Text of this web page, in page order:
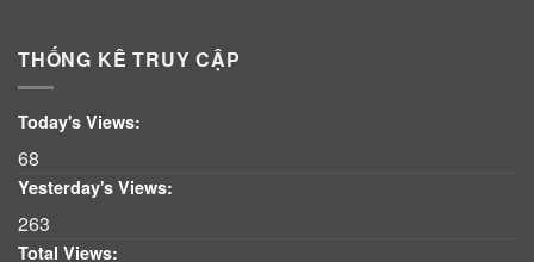
THỐNG KÊ TRUY CẬP
Today's Views:
68
Yesterday's Views:
263
Total Views: